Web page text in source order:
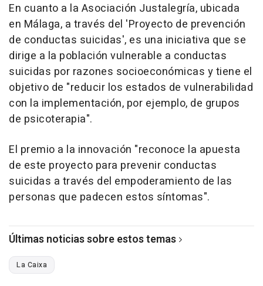
En cuanto a la Asociación Justalegría, ubicada
en Málaga, a través del 'Proyecto de prevención
de conductas suicidas', es una iniciativa que se
dirige a la población vulnerable a conductas
suicidas por razones socioeconómicas y tiene el
objetivo de "reducir los estados de vulnerabilidad
con la implementación, por ejemplo, de grupos
de psicoterapia".
El premio a la innovación "reconoce la apuesta
de este proyecto para prevenir conductas
suicidas a través del empoderamiento de las
personas que padecen estos síntomas".
Últimas noticias sobre estos temas
La Caixa